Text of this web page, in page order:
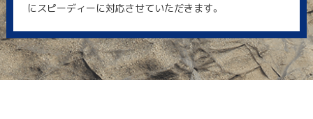
にスピーディーに対応させていただきます。